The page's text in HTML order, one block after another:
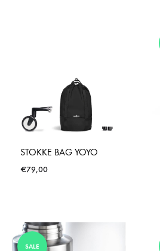
STOKKE BAG YOYO
€79,00
SALE